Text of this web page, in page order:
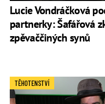
Lucie Vondráčková
partnerky: Šafářová
zpěvaččiných synů
TĚHOTENSTVÍ